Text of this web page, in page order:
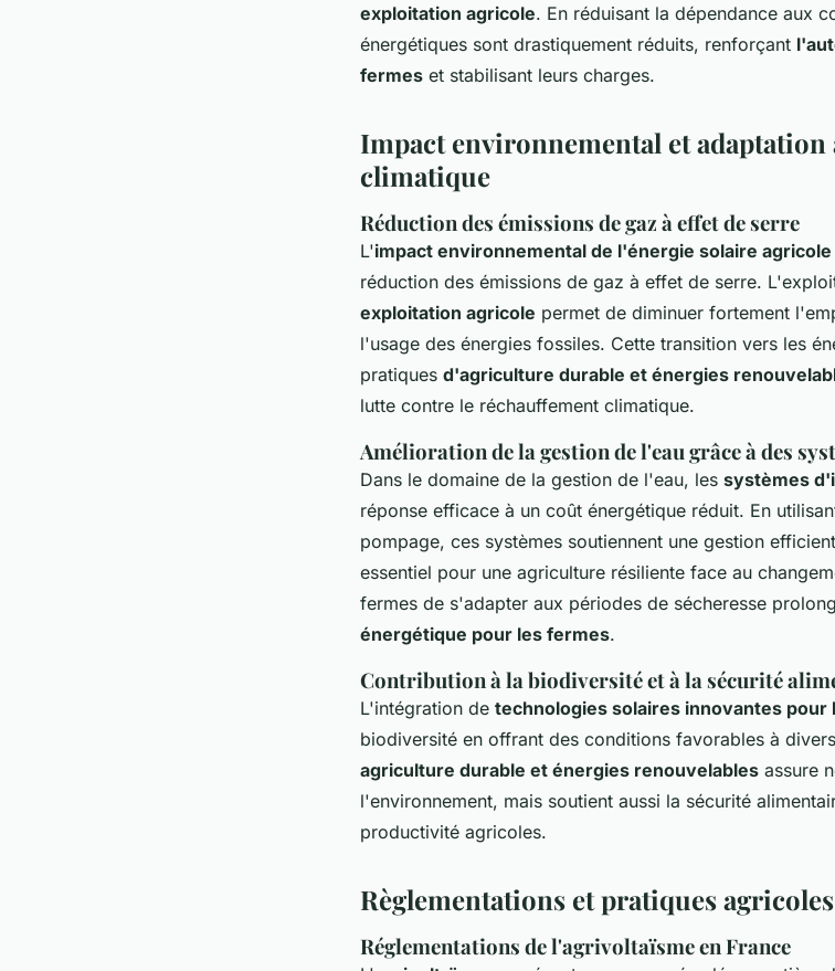
exploitation agricole. En réduisant la dépendance aux
énergétiques sont drastiquement réduits, renforçant
fermes et stabilisant leurs charges.
Impact environnemental et adaptation
climatique
Réduction des émissions de gaz à effet de serre
L'impact environnemental de l'énergie solaire agricole
réduction des émissions de gaz à effet de serre.
exploitation agricole permet de diminuer fortement
l'usage des énergies fossiles. Cette transition vers les
pratiques d'agriculture durable et énergies
lutte contre le réchauffement climatique.
Amélioration de la gestion de l'eau grâce à des
Dans le domaine de la gestion de l'eau, les systèmes
réponse efficace à un coût énergétique réduit. En
pompage, ces systèmes soutiennent une gestion
essentiel pour une agriculture résiliente face au
fermes de s'adapter aux périodes de sécheresse
énergétique pour les fermes.
Contribution à la biodiversité et à la sécurité
L'intégration de technologies solaires innovantes pour
biodiversité en offrant des conditions favorables à
agriculture durable et énergies renouvelables assure
l'environnement, mais soutient aussi la sécurité
productivité agricoles.
Règlementations et pratiques
Réglementations de l'agrivoltaïsme en France